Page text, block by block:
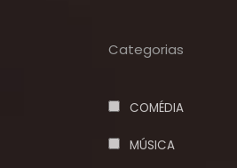
Categorias
COMÉDIA
MÚSICA